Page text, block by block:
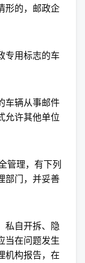
形的，邮政企
用标志的车
辆从事邮件
允许其他单位
管理，有下列
部门，并妥善
自开拆、隐
当在问题发生
机构报告，在